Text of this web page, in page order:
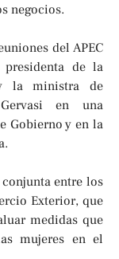
negocios.
del APEC
de la
la ministra de
en una
Gobierno y en la
entre los
Exterior, que
medidas que
mujeres en el